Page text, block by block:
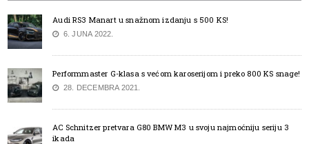
Audi RS3 Manart u snažnom izdanju s 500 KS!
6. JUNA 2022.
Performmaster G-klasa s većom karoserijom i preko 800 KS snage!
28. DECEMBRA 2021.
AC Schnitzer pretvara G80 BMW M3 u svoju najmoćniju seriju 3
ikada